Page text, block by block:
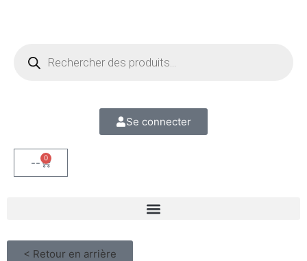
Se connecter
-- 0
< Retour en arrière